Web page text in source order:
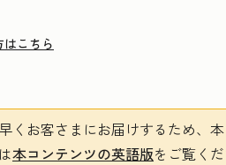
こちら
くお客さまにお届けするため、
本コンテンツの英語版をご覧くだ